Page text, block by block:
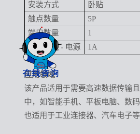
安装方式
卧贴
触点数量
5P
端口数量
1
额定电流 - 电源
1A
应用领域：
该产品适用于需要高速数据传输
中，如智能手机、平板电脑、数
也适用于工业连接器、汽车电子等